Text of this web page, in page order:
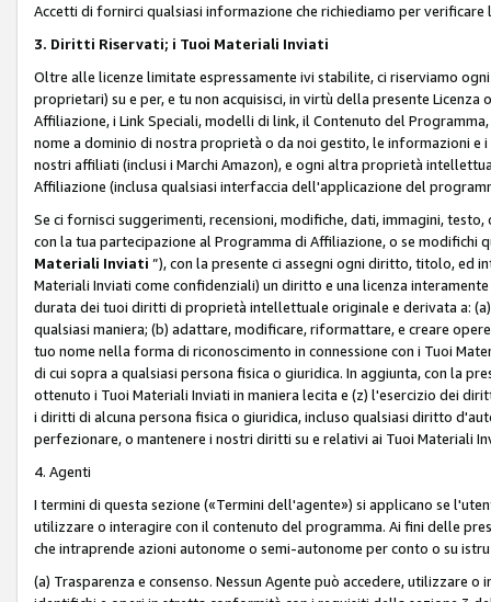
Accetti di fornirci qualsiasi informazione che richiediamo per
3. Diritti Riservati; i Tuoi Materiali Inviati
Oltre alle licenze limitate espressamente ivi stabilite, ci riserviamo
proprietari) su e per, e tu non acquisisci, in virtù della presente
Affiliazione, i Link Speciali, modelli di link, il Contenuto del
nome a dominio di nostra proprietà o da noi gestito, le informazioni e
nostri affiliati (inclusi i Marchi Amazon), e ogni altra proprietà
Affiliazione (inclusa qualsiasi interfaccia dell'applicazione del
Se ci fornisci suggerimenti, recensioni, modifiche, dati, immagini,
con la tua partecipazione al Programma di Affiliazione, o se modifichi
Materiali Inviati ”), con la presente ci assegni ogni diritto, titolo, ed
Materiali Inviati come confidenziali) un diritto e una licenza
durata dei tuoi diritti di proprietà intellettuale originale e derivata a:
qualsiasi maniera; (b) adattare, modificare, riformattare, e creare
tuo nome nella forma di riconoscimento in connessione con i Tuoi
di cui sopra a qualsiasi persona fisica o giuridica. In aggiunta, con la
ottenuto i Tuoi Materiali Inviati in maniera lecita e (z) l'esercizio dei
i diritti di alcuna persona fisica o giuridica, incluso qualsiasi diritto
perfezionare, o mantenere i nostri diritti su e relativi ai Tuoi Materiali
4. Agenti
I termini di questa sezione («Termini dell'agente») si applicano se
utilizzare o interagire con il contenuto del programma. Ai fini delle
che intraprende azioni autonome o semi-autonome per conto o su
(a) Trasparenza e consenso. Nessun Agente può accedere, utilizzare